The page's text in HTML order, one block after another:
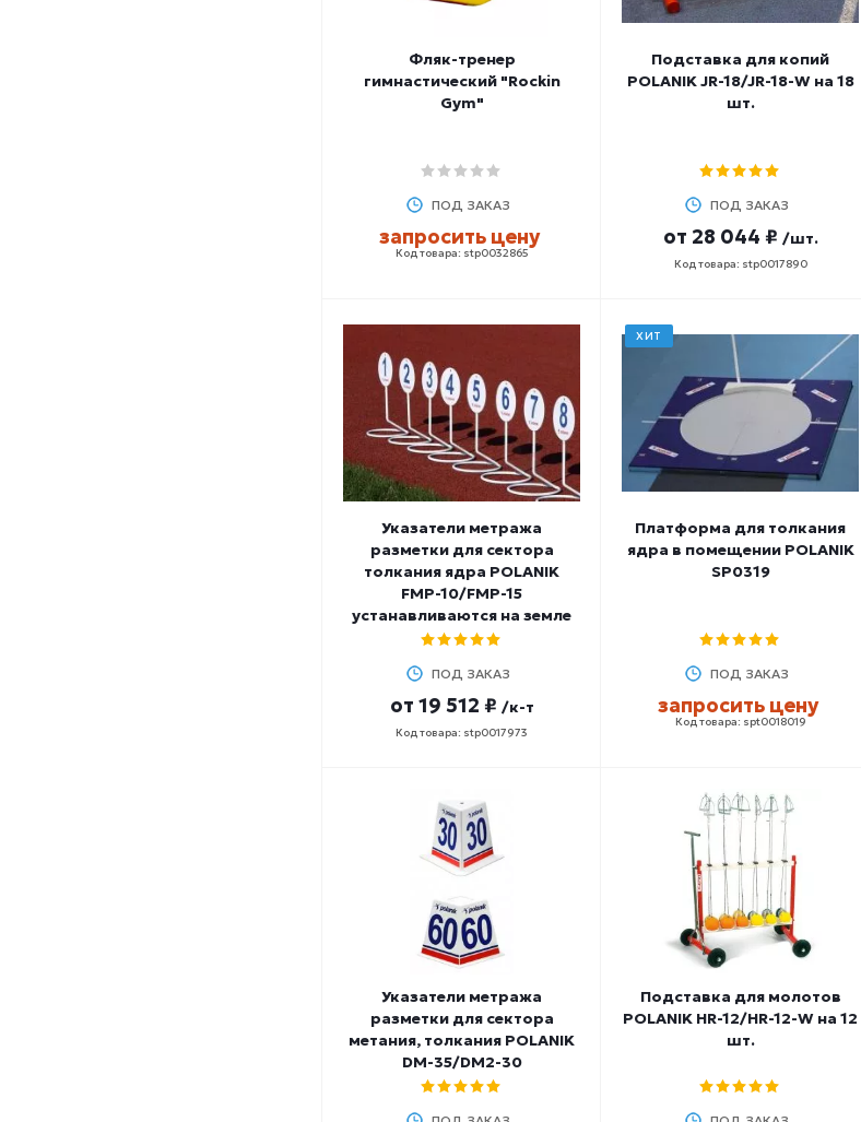
Фляк-тренер
гимнастический "Rockin
Gym"
ПОД ЗАКАЗ
запросить цену
Код товара: stp0032865
Подставка для копий
POLANIK JR-18/JR-18-W на 18
шт.
ПОД ЗАКАЗ
от 28 044 ₽ /шт.
Код товара: stp0017890
Указатели метража
разметки для сектора
толкания ядра POLANIK
FMP-10/FMP-15
устанавливаются на земле
ПОД ЗАКАЗ
от 19 512 ₽ /к-т
Код товара: stp0017973
ХИТ
Платформа для толкания
ядра в помещении POLANIK
SP0319
ПОД ЗАКАЗ
запросить цену
Код товара: spt0018019
Указатели метража
разметки для сектора
метания, толкания POLANIK
DM-35/DM2-30
Подставка для молотов
POLANIK HR-12/HR-12-W на 12
шт.